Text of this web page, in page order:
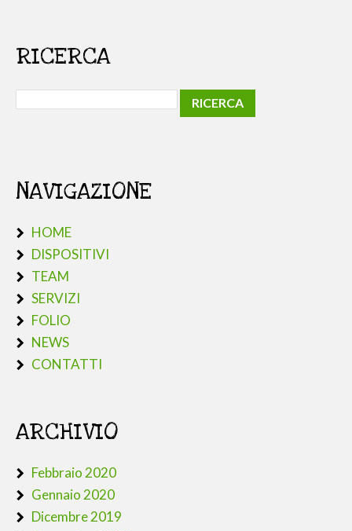
RICERCA
NAVIGAZIONE
HOME
DISPOSITIVI
TEAM
SERVIZI
FOLIO
NEWS
CONTATTI
ARCHIVIO
Febbraio 2020
Gennaio 2020
Dicembre 2019